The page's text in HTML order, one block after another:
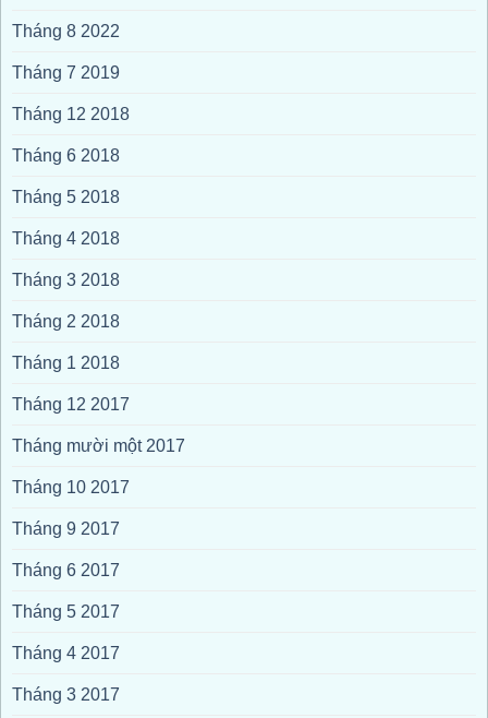
Tháng 8 2022
Tháng 7 2019
Tháng 12 2018
Tháng 6 2018
Tháng 5 2018
Tháng 4 2018
Tháng 3 2018
Tháng 2 2018
Tháng 1 2018
Tháng 12 2017
Tháng mười một 2017
Tháng 10 2017
Tháng 9 2017
Tháng 6 2017
Tháng 5 2017
Tháng 4 2017
Tháng 3 2017